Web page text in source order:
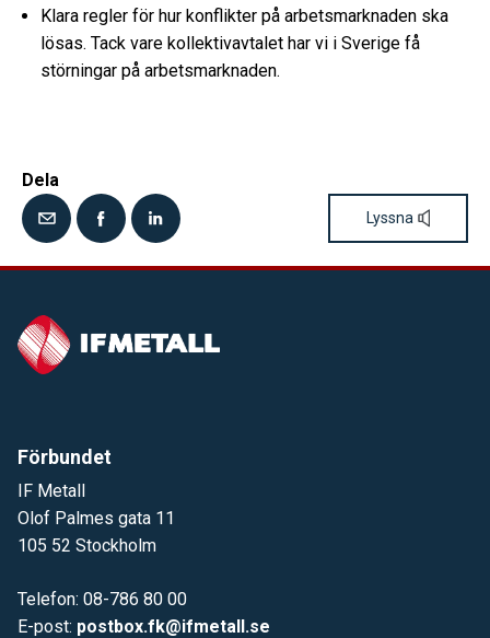
Klara regler för hur konflikter på arbetsmarknaden ska
lösas. Tack vare kollektivavtalet har vi i Sverige få
störningar på arbetsmarknaden.
Dela
Lyssna
Förbundet
IF Metall
Olof Palmes gata 11
105 52 Stockholm
Telefon: 08-786 80 00
E-post: postbox.fk@ifmetall.se